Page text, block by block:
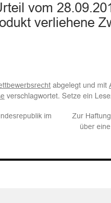
vom
verliehene
abgelegt und mit
verschlagwortet. Setze ein
im
Zur
über